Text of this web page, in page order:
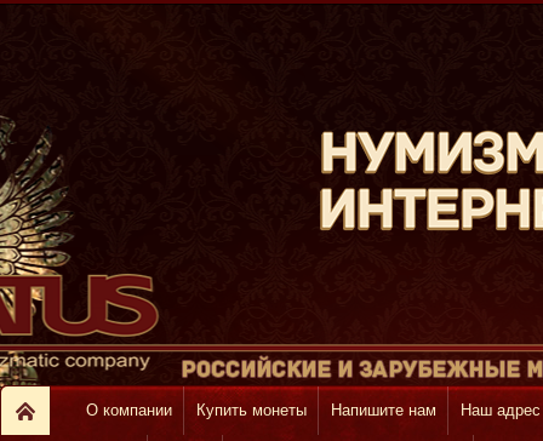
О компании Купить монеты Напишите нам Наш адрес